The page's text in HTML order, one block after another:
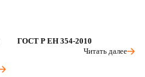
ГОСТ Р ЕН 354-2010
Читать далее